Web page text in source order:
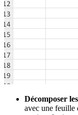
Décomposer
avec une feuille